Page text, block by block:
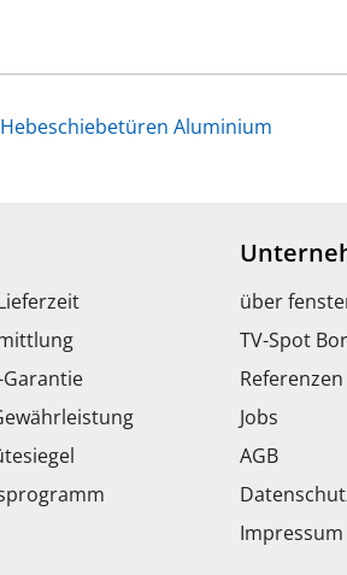
Aluminium
über
TV-Spot
Referenzen
Jobs
AGB
Impressum